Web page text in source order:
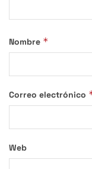
Nombre *
Correo electrónico
Web